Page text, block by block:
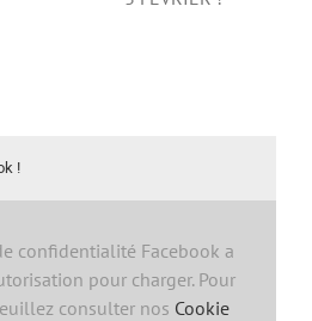
Novembre
!
confidentialité Facebook a
pour charger. Pour
consulter nos Cookie